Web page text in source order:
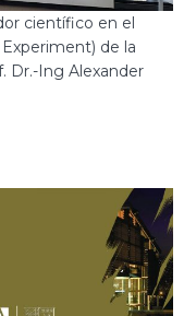
científico en el
de la
Dr.-Ing Alexander